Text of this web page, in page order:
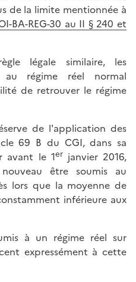
de la limite mentionnée à
BA-REG-30 au II § 240 et
légale similaire, les
au régime réel normal
de retrouver le régime
de l'application des
69 B du CGI, dans sa
avant le 1erjanvier 2016,
être soumis au
lors que la moyenne de
inférieure aux
à un régime réel sur
expressément à cette